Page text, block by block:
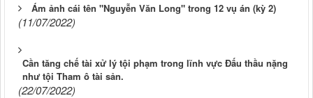
Ám ảnh cái tên "Nguyễn Văn Long" trong 12 vụ án (kỳ 2)
(11/07/2022)
Cần tăng chế tài xử lý tội phạm trong lĩnh vực Đấu thầu nặng
như tội Tham ô tài sản.
(22/07/2022)